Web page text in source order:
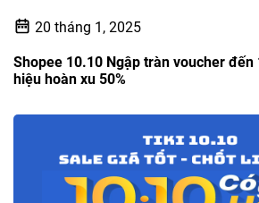
20 tháng 1, 2025
Shopee 10.10 Ngập tràn voucher
hiệu hoàn xu 50%